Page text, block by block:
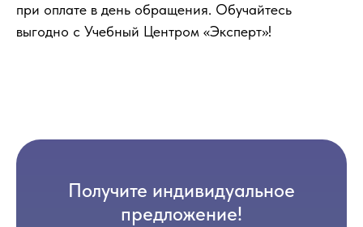
при оплате в день обращения. Обучайтесь
выгодно с Учебный Центром «Эксперт»!
Получите индивидуальное
предложение!